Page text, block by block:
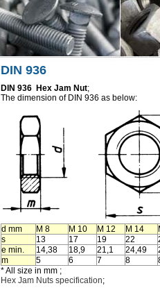
DIN 936
DIN 936 Hex Jam Nut;
The dimension of DIN 936 as below:
d mm M 8 M 10 M 12 M 14
s
13 17 19 22
e min.
14,38 18,9 21,1 24,49
m
5 6 7 8
* All size in mm ;
Hex Jam Nuts specification;